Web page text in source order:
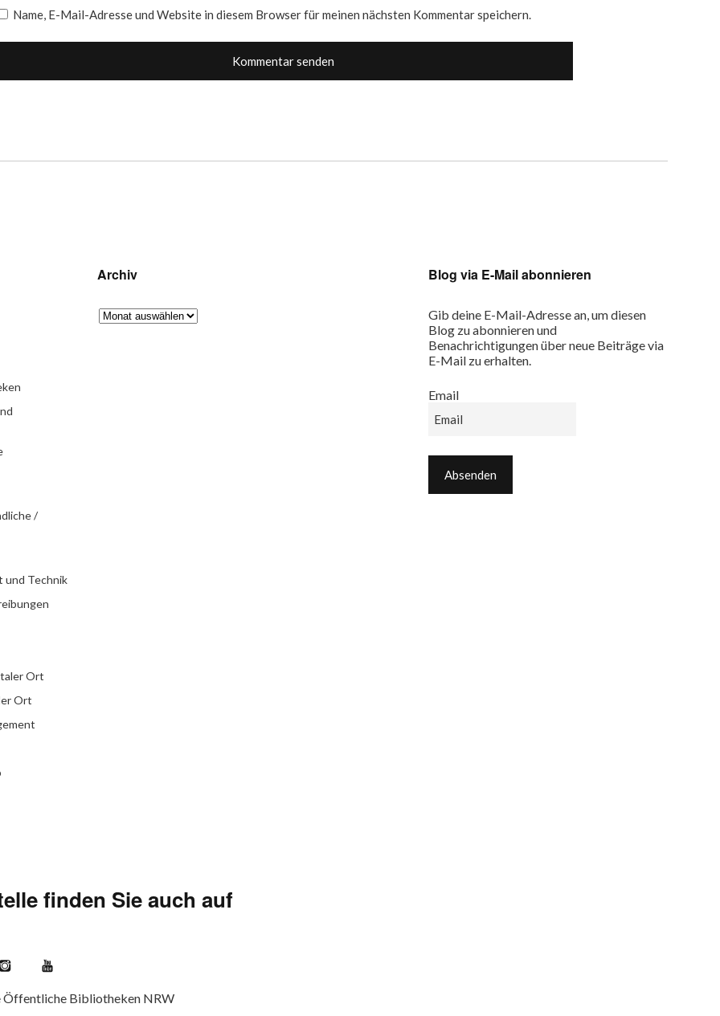
Name, E-Mail-Adresse und Website in diesem Browser für meinen nächsten Kommentar speichern.
/
und Technik
Ort
Ort
Archiv Blog via E-Mail abonnieren
Gib deine E-Mail-Adresse an, um diesen
Blog zu abonnieren und
Benachrichtigungen über neue Beiträge via
E-Mail zu erhalten.
Email
finden Sie auch auf
Öffentliche Bibliotheken NRW